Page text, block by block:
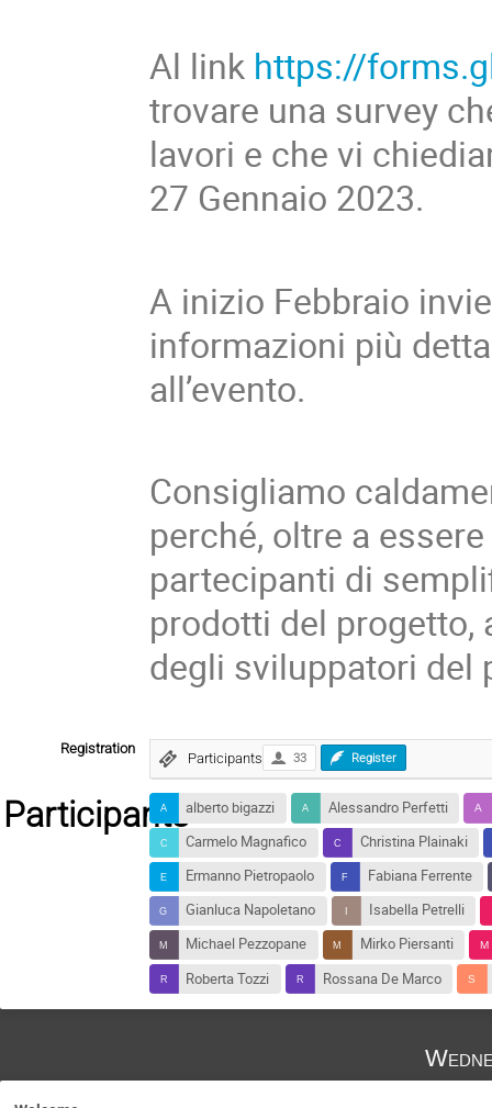
Al link https://
trovare una survey
lavori e che vi
27 Gennaio 2023.
A inizio Febbraio
informazioni più
all’evento.
Consigliamo
perché, oltre a
partecipanti di
prodotti del
degli sviluppatori del
Registration
Participants 33 Register
Participantsalberto bigazzi
Alessandro Perfetti
Carmelo Magnafico
Christina Plainaki
Ermanno Pietropaolo
Fabiana Ferrente
Gianluca Napoletano
Isabella Petrelli
Michael Pezzopane
Mirko Piersanti
Roberta Tozzi
Rossana De Marco